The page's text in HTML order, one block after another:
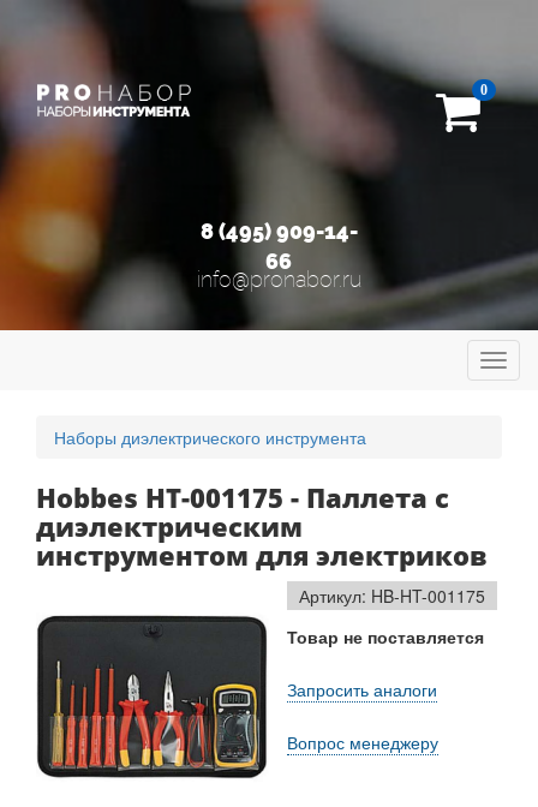
8 (495) 909-14-
66
info@pronabor.ru
0
Наборы диэлектрического инструмента
Hobbes HT-001175 - Паллета с
диэлектрическим
инструментом для электриков
Артикул: HB-HT-001175
Товар не поставляется
Запросить аналоги
Вопрос менеджеру